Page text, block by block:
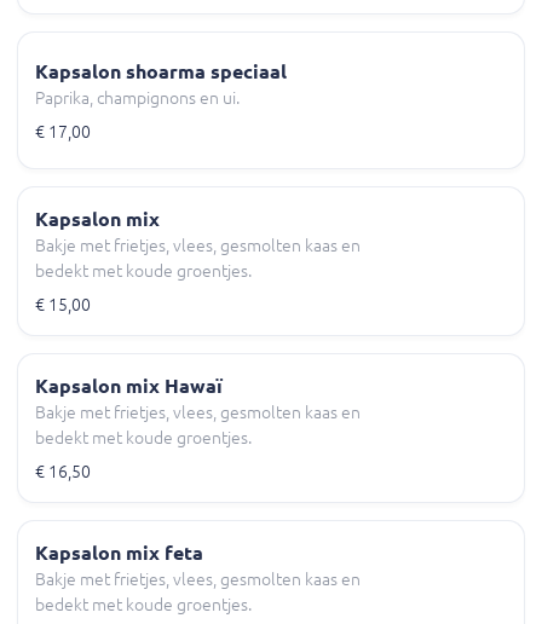
Kapsalon shoarma speciaal
Paprika, champignons en ui.
€ 17,00
Kapsalon mix
Bakje met frietjes, vlees, gesmolten kaas en
bedekt met koude groentjes.
€ 15,00
Kapsalon mix Hawaï
Bakje met frietjes, vlees, gesmolten kaas en
bedekt met koude groentjes.
€ 16,50
Kapsalon mix feta
Bakje met frietjes, vlees, gesmolten kaas en
bedekt met koude groentjes.